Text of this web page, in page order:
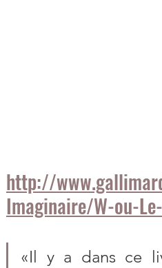
http://
Imaginaire/W-ou-
«Il y a dans ce